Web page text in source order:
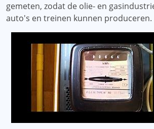
gemeten, zodat de olie- en
auto's en treinen kunnen produceren.